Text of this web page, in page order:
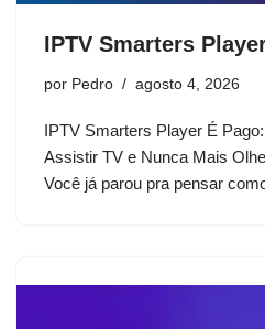
IPTV Smarters
por Pedro agosto 4, 2026
IPTV Smarters Player É
Assistir TV e Nunca Mais
Você já parou pra pensar